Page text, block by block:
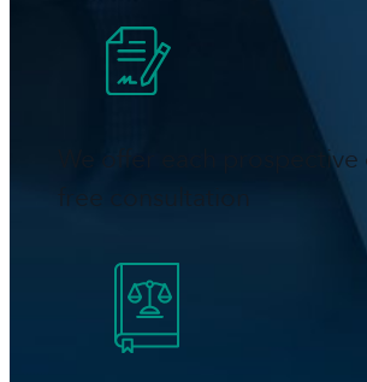
We offer each
free consultation